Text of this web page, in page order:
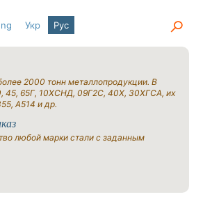
Укр Рус
2000 тонн металлопродукции. В
45, 65Г, 10ХСНД, 09Г2С, 40Х, 30ХГСА, их
A514 и др.
любой марки стали с заданным